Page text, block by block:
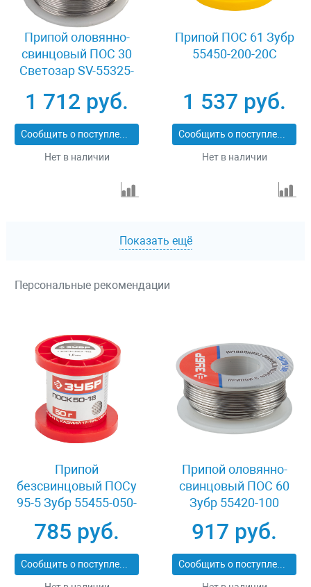
Припой оловянно-
свинцовый ПОС 30
Светозар SV-55325-
1 712 руб.
Сообщить о поступлении
Нет в наличии
Припой ПОС 61 Зубр
55450-200-20C
1 537 руб.
Сообщить о поступлении
Нет в наличии
Показать ещё
Персональные рекомендации
Припой
безсвинцовый ПОСу
95-5 Зубр 55455-050-
785 руб.
Сообщить о поступлении
Припой оловянно-
свинцовый ПОС 60
Зубр 55420-100
917 руб.
Сообщить о поступлении